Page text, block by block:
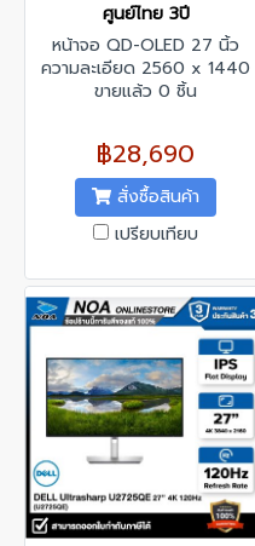
ศูนย์ไทย 3ปี
หน้าจอ QD-OLED 27 นิ้ว
ความละเอียด 2560 x 1440
2K รีเฟรชเรท 360 Hz รองรับ
ขายแล้ว 0 ชิ้น
฿28,690
สั่งซื้อสินค้า
เปรียบเทียบ